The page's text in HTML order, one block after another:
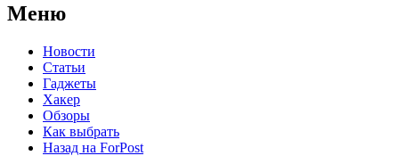
Меню
Новости
Статьи
Гаджеты
Хакер
Обзоры
Как выбрать
Назад на ForPost